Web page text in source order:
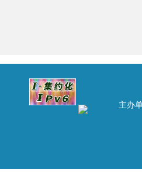
则》有关规
校推荐、培
39人为自治
督员（名单
2016年4月16
主办